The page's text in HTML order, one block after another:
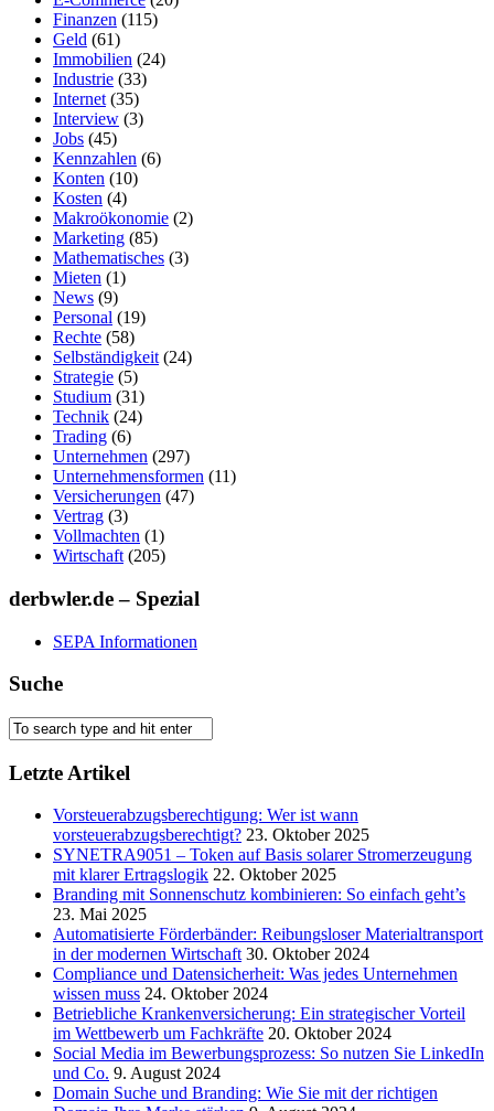
Finanzen (115)
Geld (61)
Immobilien (24)
Industrie (33)
Internet (35)
Interview (3)
Jobs (45)
Kennzahlen (6)
Konten (10)
Kosten (4)
Makroökonomie (2)
Marketing (85)
Mathematisches (3)
Mieten (1)
News (9)
Personal (19)
Rechte (58)
Selbständigkeit (24)
Strategie (5)
Studium (31)
Technik (24)
Trading (6)
Unternehmen (297)
Unternehmensformen (11)
Versicherungen (47)
Vertrag (3)
Vollmachten (1)
Wirtschaft (205)
derbwler.de – Spezial
SEPA Informationen
Suche
Letzte Artikel
Vorsteuerabzugsberechtigung: Wer ist wann
vorsteuerabzugsberechtigt? 23. Oktober 2025
SYNETRA9051 – Token auf Basis solarer Stromerzeugung
mit klarer Ertragslogik 22. Oktober 2025
Branding mit Sonnenschutz kombinieren: So einfach geht’s
23. Mai 2025
Automatisierte Förderbänder: Reibungsloser Materialtransport
in der modernen Wirtschaft 30. Oktober 2024
Compliance und Datensicherheit: Was jedes Unternehmen
wissen muss 24. Oktober 2024
Betriebliche Krankenversicherung: Ein strategischer Vorteil
im Wettbewerb um Fachkräfte 20. Oktober 2024
Social Media im Bewerbungsprozess: So nutzen Sie LinkedIn
und Co. 9. August 2024
Domain Suche und Branding: Wie Sie mit der richtigen